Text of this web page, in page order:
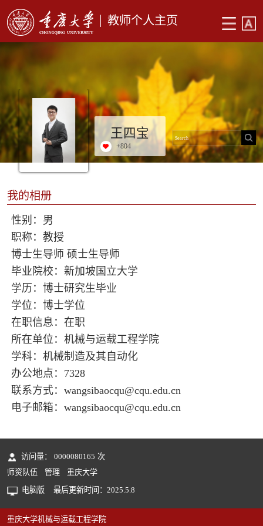
教师个人主页
王四宝
+804
我的相册
性别：男
职称：教授
博士生导师 硕士生导师
毕业院校：新加坡国立大学
学历：博士研究生毕业
学位：博士学位
在职信息：在职
所在单位：机械与运载工程学院
学科：机械制造及其自动化
办公地点：7328
联系方式：wangsibaocqu@cqu.edu.cn
电子邮箱： wangsibaocqu@cqu.edu.cn
访问量： 0000080165 次
师资队伍
管理
重庆大学
电脑版
最后更新时间： 2025.5.8
重庆大学机械与运载工程学院